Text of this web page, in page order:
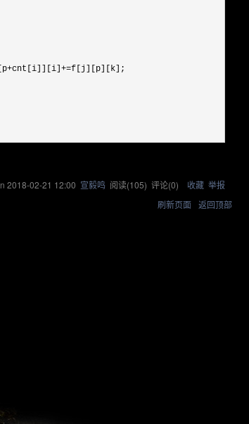
f[j][p][k];
2018-02-21 12:00 宣毅鸣 阅读(105) 评论(0) 收藏 举报
刷新页面 返回顶部